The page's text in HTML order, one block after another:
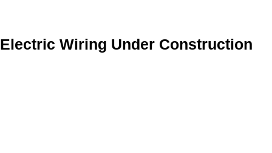
Electric Wiring Under Construction